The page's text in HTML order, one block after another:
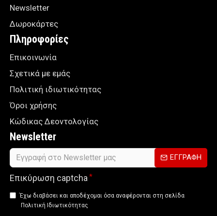
Newsletter
Δωροκάρτες
Πληροφορίες
Επικοινωνία
Σχετικά με εμάς
Πολιτική ιδιωτικότητας
Όροι χρήσης
Κώδικας Δεοντολογίας
Newsletter
ΕΓΓΡΑΦΗ
Επικύρωση captcha
Έχω διαβάσει και αποδέχομαι όσα αναφέρονται στη σελίδα
Πολιτική Ιδιωτικότητας